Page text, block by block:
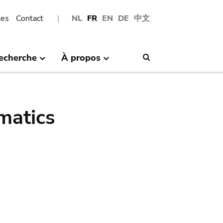
NL FR EN DE 中文
Contact
À propos